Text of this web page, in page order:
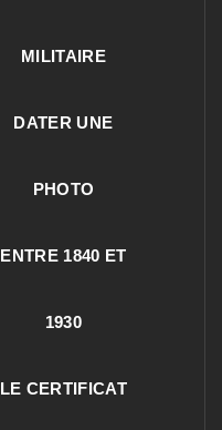
MILITAIRE
DATER UNE
PHOTO
ENTRE 1840 ET
1930
LE CERTIFICAT